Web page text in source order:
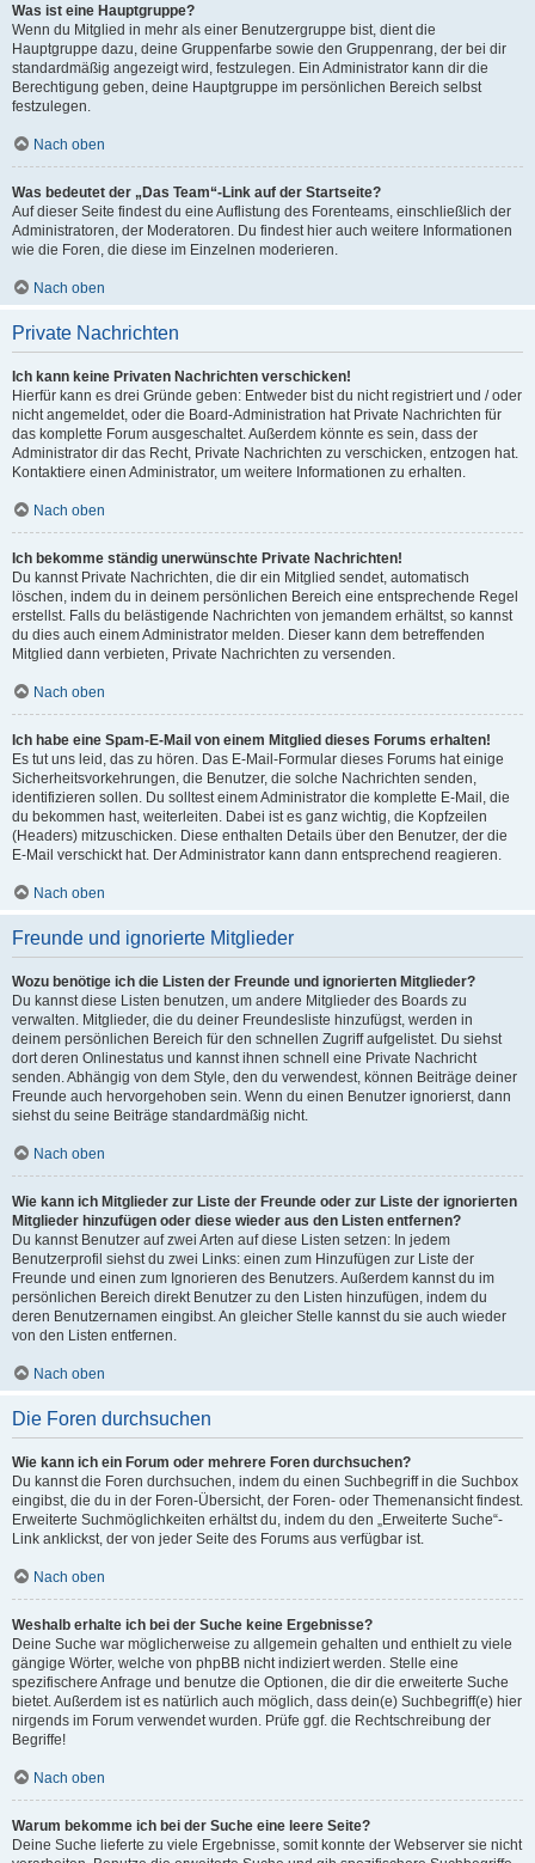
Was ist eine Hauptgruppe?
Wenn du Mitglied in mehr als einer Benutzergruppe bist, dient die
Hauptgruppe dazu, deine Gruppenfarbe sowie den Gruppenrang, der bei dir
standardmäßig angezeigt wird, festzulegen. Ein Administrator kann dir die
Berechtigung geben, deine Hauptgruppe im persönlichen Bereich selbst
festzulegen.
Nach oben
Was bedeutet der „Das Team“-Link auf der Startseite?
Auf dieser Seite findest du eine Auflistung des Forenteams, einschließlich der
Administratoren, der Moderatoren. Du findest hier auch weitere Informationen
wie die Foren, die diese im Einzelnen moderieren.
Nach oben
Private Nachrichten
Ich kann keine Privaten Nachrichten verschicken!
Hierfür kann es drei Gründe geben: Entweder bist du nicht registriert und / oder
nicht angemeldet, oder die Board-Administration hat Private Nachrichten für
das komplette Forum ausgeschaltet. Außerdem könnte es sein, dass der
Administrator dir das Recht, Private Nachrichten zu verschicken, entzogen hat.
Kontaktiere einen Administrator, um weitere Informationen zu erhalten.
Nach oben
Ich bekomme ständig unerwünschte Private Nachrichten!
Du kannst Private Nachrichten, die dir ein Mitglied sendet, automatisch
löschen, indem du in deinem persönlichen Bereich eine entsprechende Regel
erstellst. Falls du belästigende Nachrichten von jemandem erhältst, so kannst
du dies auch einem Administrator melden. Dieser kann dem betreffenden
Mitglied dann verbieten, Private Nachrichten zu versenden.
Nach oben
Ich habe eine Spam-E-Mail von einem Mitglied dieses Forums erhalten!
Es tut uns leid, das zu hören. Das E-Mail-Formular dieses Forums hat einige
Sicherheitsvorkehrungen, die Benutzer, die solche Nachrichten senden,
identifizieren sollen. Du solltest einem Administrator die komplette E-Mail, die
du bekommen hast, weiterleiten. Dabei ist es ganz wichtig, die Kopfzeilen
(Headers) mitzuschicken. Diese enthalten Details über den Benutzer, der die
E-Mail verschickt hat. Der Administrator kann dann entsprechend reagieren.
Nach oben
Freunde und ignorierte Mitglieder
Wozu benötige ich die Listen der Freunde und ignorierten Mitglieder?
Du kannst diese Listen benutzen, um andere Mitglieder des Boards zu
verwalten. Mitglieder, die du deiner Freundesliste hinzufügst, werden in
deinem persönlichen Bereich für den schnellen Zugriff aufgelistet. Du siehst
dort deren Onlinestatus und kannst ihnen schnell eine Private Nachricht
senden. Abhängig von dem Style, den du verwendest, können Beiträge deiner
Freunde auch hervorgehoben sein. Wenn du einen Benutzer ignorierst, dann
siehst du seine Beiträge standardmäßig nicht.
Nach oben
Wie kann ich Mitglieder zur Liste der Freunde oder zur Liste der ignorierten
Mitglieder hinzufügen oder diese wieder aus den Listen entfernen?
Du kannst Benutzer auf zwei Arten auf diese Listen setzen: In jedem
Benutzerprofil siehst du zwei Links: einen zum Hinzufügen zur Liste der
Freunde und einen zum Ignorieren des Benutzers. Außerdem kannst du im
persönlichen Bereich direkt Benutzer zu den Listen hinzufügen, indem du
deren Benutzernamen eingibst. An gleicher Stelle kannst du sie auch wieder
von den Listen entfernen.
Nach oben
Die Foren durchsuchen
Wie kann ich ein Forum oder mehrere Foren durchsuchen?
Du kannst die Foren durchsuchen, indem du einen Suchbegriff in die Suchbox
eingibst, die du in der Foren-Übersicht, der Foren- oder Themenansicht findest.
Erweiterte Suchmöglichkeiten erhältst du, indem du den „Erweiterte Suche“-
Link anklickst, der von jeder Seite des Forums aus verfügbar ist.
Nach oben
Weshalb erhalte ich bei der Suche keine Ergebnisse?
Deine Suche war möglicherweise zu allgemein gehalten und enthielt zu viele
gängige Wörter, welche von phpBB nicht indiziert werden. Stelle eine
spezifischere Anfrage und benutze die Optionen, die dir die erweiterte Suche
bietet. Außerdem ist es natürlich auch möglich, dass dein(e) Suchbegriff(e) hier
nirgends im Forum verwendet wurden. Prüfe ggf. die Rechtschreibung der
Begriffe!
Nach oben
Warum bekomme ich bei der Suche eine leere Seite?
Deine Suche lieferte zu viele Ergebnisse, somit konnte der Webserver sie nicht